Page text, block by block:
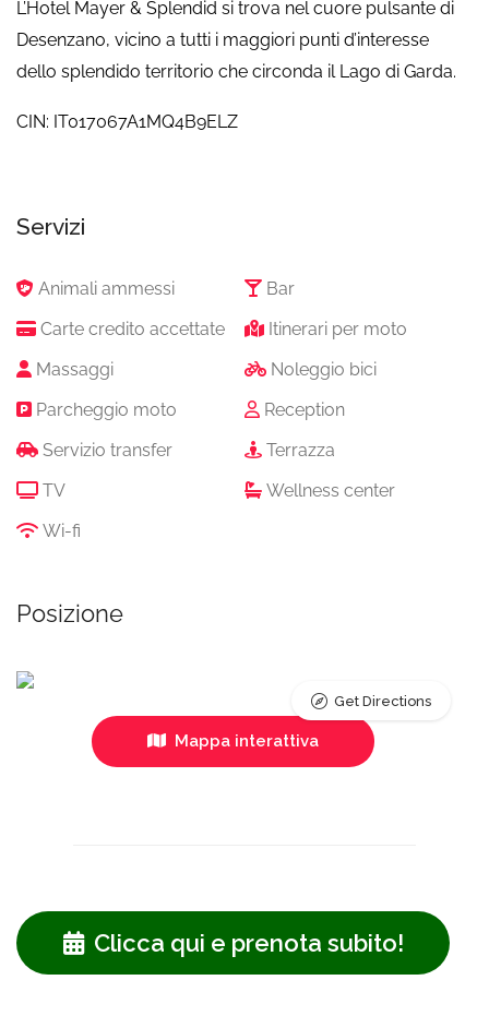
L’Hotel Mayer & Splendid si trova nel cuore pulsante di
Desenzano, vicino a tutti i maggiori punti d’interesse
dello splendido territorio che circonda il Lago di Garda.
CIN: IT017067A1MQ4B9ELZ
Servizi
Animali ammessi
Bar
Carte credito accettate
Itinerari per moto
Massaggi
Noleggio bici
Parcheggio moto
Reception
Servizio transfer
Terrazza
TV
Wellness center
Wi-fi
Posizione
Mappa interattiva
Get Directions
Clicca qui e prenota subito!